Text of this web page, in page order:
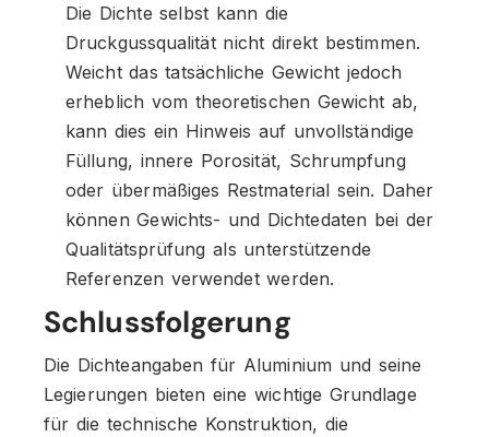
Die Dichte selbst kann die
Druckgussqualität nicht direkt bestimmen.
Weicht das tatsächliche Gewicht jedoch
erheblich vom theoretischen Gewicht ab,
kann dies ein Hinweis auf unvollständige
Füllung, innere Porosität, Schrumpfung
oder übermäßiges Restmaterial sein. Daher
können Gewichts- und Dichtedaten bei der
Qualitätsprüfung als unterstützende
Referenzen verwendet werden.
Schlussfolgerung
Die Dichteangaben für Aluminium und seine
Legierungen bieten eine wichtige Grundlage
für die technische Konstruktion, die